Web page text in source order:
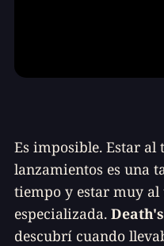
Es imposible. Estar al
lanzamientos es una
tiempo y estar muy al
especializada.
descubrí cuando